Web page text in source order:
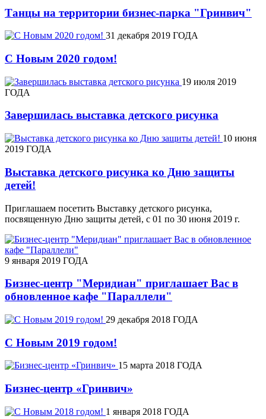
Танцы на территории бизнес-парка "Гринвич"
31 декабря 2019 ГОДА
С Новым 2020 годом!
19 июля 2019
ГОДА
Завершилась выставка детского рисунка
10 июня
2019 ГОДА
Выставка детского рисунка ко Дню защиты
детей!
Приглашаем посетить Выставку детского рисунка,
посвященную Дню защиты детей, с 01 по 30 июня 2019 г.
9 января 2019 ГОДА
Бизнес-центр "Меридиан" приглашает Вас в
обновленное кафе "Параллели"
29 декабря 2018 ГОДА
С Новым 2019 годом!
15 марта 2018 ГОДА
Бизнес-центр «Гринвич»
1 января 2018 ГОДА